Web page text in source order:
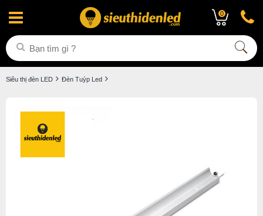
0
Siêu thị đèn LED Đèn Tuýp Led